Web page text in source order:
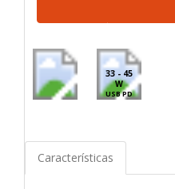
33 - 45
W
USB PD
Características